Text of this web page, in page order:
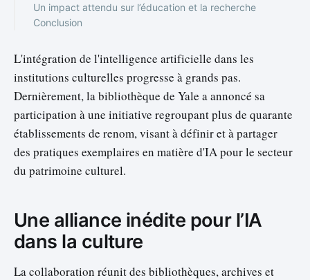
Un impact attendu sur l’éducation et la recherche
Conclusion
L'intégration de l'intelligence artificielle dans les
institutions culturelles progresse à grands pas.
Dernièrement, la bibliothèque de Yale a annoncé sa
participation à une initiative regroupant plus de quarante
établissements de renom, visant à définir et à partager
des pratiques exemplaires en matière d'IA pour le secteur
du patrimoine culturel.
Une alliance inédite pour l’IA
dans la culture
La collaboration réunit des bibliothèques, archives et